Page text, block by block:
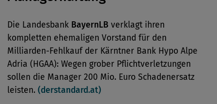
Die Landesbank BayernLB verklagt ihren
kompletten ehemaligen Vorstand für den
Milliarden-Fehlkauf der Kärntner Bank Hypo Alpe
Adria (HGAA): Wegen grober Pflichtverletzungen
sollen die Manager 200 Mio. Euro Schadenersatz
leisten. (derstandard.at)